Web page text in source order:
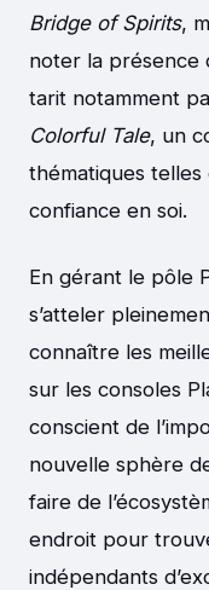
Bridge of Spirits,
noter la présence
tarit notamment
Colorful Tale, un
thématiques
confiance en soi.
En gérant le pôle
s’atteler
connaître les
sur les consoles
conscient de
nouvelle sphère
faire de
endroit pour
indépendants